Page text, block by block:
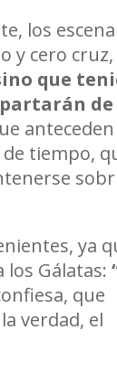
los
y cero cruz,
que
de
tiempo,
ya
Gálatas:
que
verdad, el